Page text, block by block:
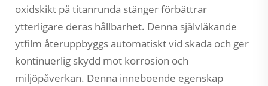
oxidskikt på titanrunda stänger förbättrar
ytterligare deras hållbarhet. Denna självläkande
ytfilm återuppbyggs automatiskt vid skada och ger
kontinuerlig skydd mot korrosion och
miljöpåverkan. Denna inneboende egenskap